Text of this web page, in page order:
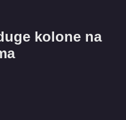
kolone na